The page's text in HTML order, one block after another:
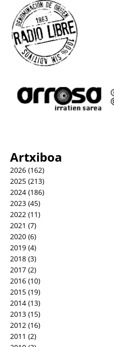
Artxiboa
2026 (162)
2025 (213)
2024 (186)
2023 (45)
2022 (11)
2021 (7)
2020 (6)
2019 (4)
2018 (3)
2017 (2)
2016 (10)
2015 (19)
2014 (13)
2013 (15)
2012 (16)
2011 (2)